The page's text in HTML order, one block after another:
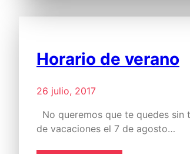
Horario de verano
26 julio, 2017
No queremos que te quedes sin
de vacaciones el 7 de agosto…